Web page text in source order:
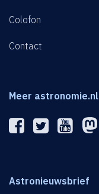
Colofon
Contact
Meer astronomie.nl
Astronieuwsbrief